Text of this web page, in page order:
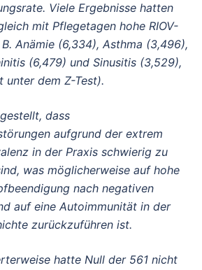
Viele Ergebnisse hatten
mit Pflegetagen hohe RIOV-
Anämie (6,334), Asthma (3,496),
(6,479) und Sinusitis (3,529),
unter dem Z-Test).
dass
aufgrund der extrem
in der Praxis schwierig zu
was möglicherweise auf hohe
nach negativen
auf eine Autoimmunität in der
zurückzuführen ist.
hatte Null der 561 nicht